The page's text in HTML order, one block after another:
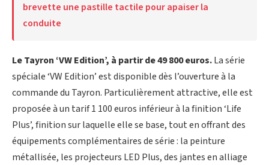
brevette une pastille tactile pour apaiser la
conduite
Le Tayron ‘VW Edition’, à partir de 49 800 euros.La série
spéciale ‘VW Edition’ est disponible dès l’ouverture à la
commande du Tayron. Particulièrement attractive, elle est
proposée à un tarif 1 100 euros inférieur à la finition ‘Life
Plus’, finition sur laquelle elle se base, tout en offrant des
équipements complémentaires de série : la peinture
métallisée, les projecteurs LED Plus, des jantes en alliage